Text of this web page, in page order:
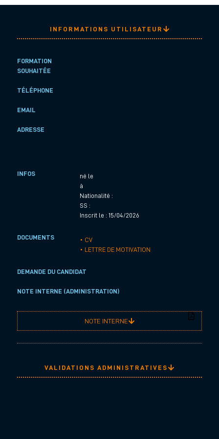
INFORMATIONS UTILISATEUR
FORMATION
SOUHAITÉE
TÉLÉPHONE
EMAIL
ADRESSE
INFOS
né le
à
Nationalité :
SS :
Inscrit le : 15/04/2026
DOCUMENTS
• CV
• LETTRE DE MOTIVATION
DEMANDE DU CANDIDAT
NOTE INTERNE (ADMINISTRATION)
NOTE INTERNE
VALIDATIONS ADMINISTRATIVES